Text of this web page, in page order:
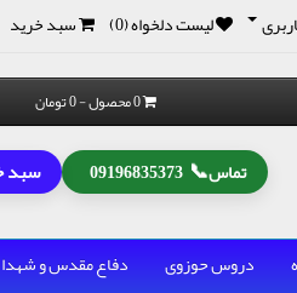
لیست دلخواه (0) سبد خرید
0 محصول - 0 تومان
تماس📞
09196835373 سبد
دروس حوزوی دفاع مقدس و شهدا